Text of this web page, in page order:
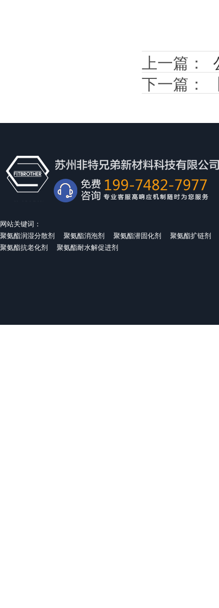
上一篇：
下一篇：
网站关键词：
聚氨酯润湿分散剂
聚氨酯消泡剂 聚氨酯潜固化剂
聚氨酯扩链剂
聚氨酯抗老化剂
聚氨酯耐水解促进剂